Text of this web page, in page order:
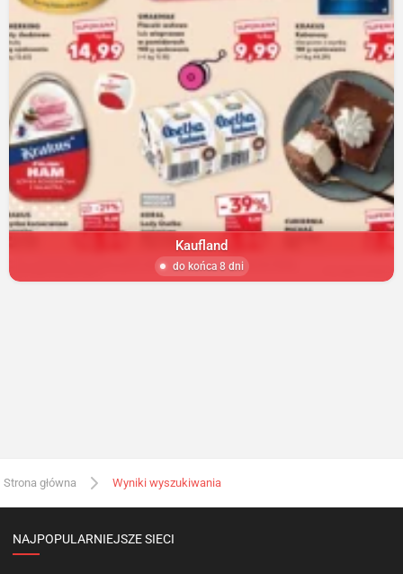
Kaufland
do końca 8 dni
Strona główna Wyniki wyszukiwania
NAJPOPULARNIEJSZE SIECI